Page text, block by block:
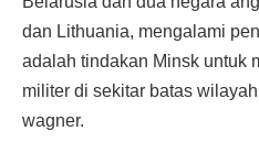
dan Lithuania, mengalami
adalah tindakan Minsk untuk
militer di sekitar batas
wagner.